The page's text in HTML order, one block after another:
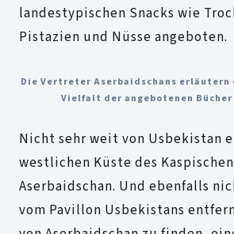
landestypischen Snacks wie
Pistazien und Nüsse angeboten.
Die Vertreter Aserbaidschans erläutern
Vielfalt der angebotenen Bücher
Nicht sehr weit von Usbekistan
westlichen Küste des
Aserbaidschan. Und ebenfalls
vom Pavillon Usbekistans